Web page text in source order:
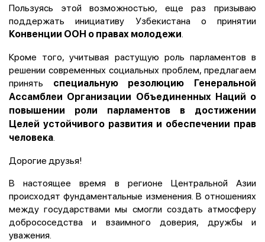
Пользуясь этой возможностью, еще раз призываю
поддержать инициативу Узбекистана о принятии
Конвенции ООН о правах молодежи.
Кроме того, учитывая растущую роль парламентов в
решении современных социальных проблем, предлагаем
принять
специальную резолюцию Генеральной
Ассамблеи Организации Объединенных Наций о
повышении роли парламентов в достижении
Целей устойчивого развития и обеспечении прав
человека.
Дорогие друзья!
В настоящее время в регионе Центральной Азии
происходят фундаментальные изменения. В отношениях
между государствами мы смогли создать атмосферу
добрососедства и взаимного доверия, дружбы и
уважения.